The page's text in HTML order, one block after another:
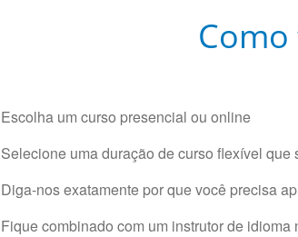
Escolha um curso presencial ou online
Selecione uma duração de curso flexível que
Diga-nos exatamente por que você precisa
Fique combinado com um instrutor de